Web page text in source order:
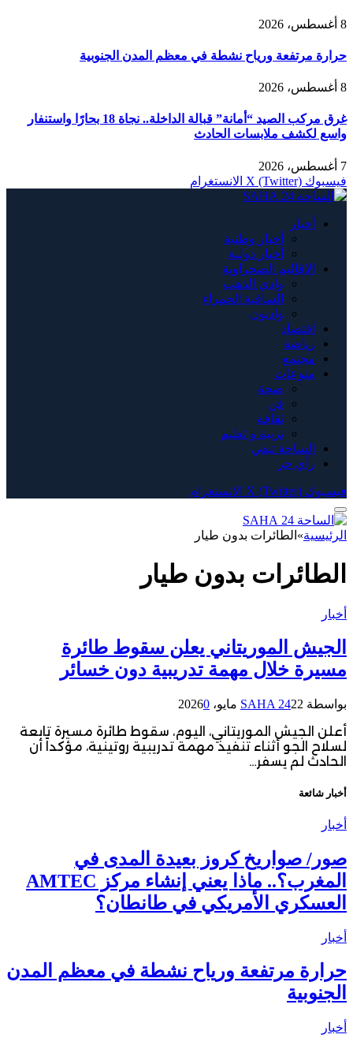
8 أغسطس، 2026
حرارة مرتفعة ورياح نشطة في معظم المدن الجنوبية
8 أغسطس، 2026
غرق مركب الصيد “أمانة” قبالة الداخلة.. نجاة 18 بحارًا واستنفار
واسع لكشف ملابسات الحادث
7 أغسطس، 2026
فيسبوك X (Twitter) الانستغرام
أخبار
أخبار وطنية
أخبار دولية
الاقاليم الصحراوية
وادي الذهب
الساقية الحمراء
وادنون
اقتصاد
رياضة
مجتمع
منوعات
صحة
فن
ثقافة
تربية و تعليم
الساحة تيفي
رأي حر
فيسبوك X (Twitter) الانستغرام
الرئيسية» الطائرات بدون طيار
الطائرات بدون طيار
أخبار
الجيش الموريتاني يعلن سقوط طائرة
مسيرة خلال مهمة تدريبية دون خسائر
بواسطة SAHA 2422 مايو، 2026 0
أعلن الجيش الموريتاني، اليوم، سقوط طائرة مسيرة تابعة
لسلاح الجو أثناء تنفيذ مهمة تدريبية روتينية، مؤكداً أن
الحادث لم يسفر…
أخبار شائعة
أخبار
صور/ صواريخ كروز بعيدة المدى في
المغرب؟.. ماذا يعني إنشاء مركز AMTEC
العسكري الأمريكي في طانطان؟
أخبار
حرارة مرتفعة ورياح نشطة في معظم المدن
الجنوبية
أخبار